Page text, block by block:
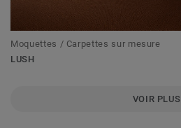
Moquettes / Carpettes sur mesure
LUSH
VOIR PLUS